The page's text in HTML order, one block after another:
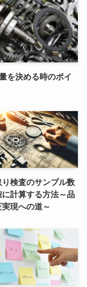
を決める時のポイ
り検査のサンプル数
に計算する方法～品
現への道～